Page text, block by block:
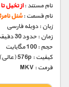
نام مستند :از تخیل
نام قسمت :شنل
زبان : دوبله فارسی
زمان : حدود 30 دقیقه
حجم : 100 مگابایت
کیفیت : 576p (عالی)
فرمت : MKV